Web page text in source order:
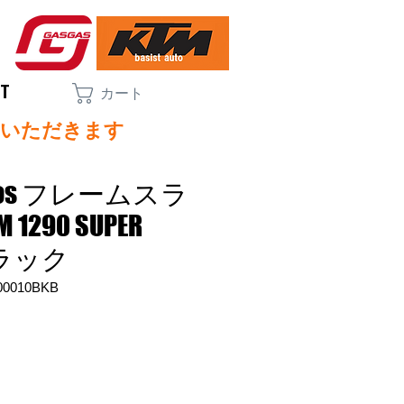
カート
ただきます
フレームスラ
SUPER
ック